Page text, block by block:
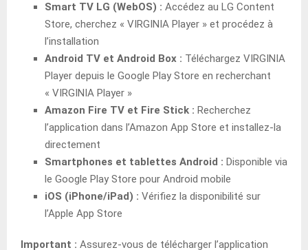
Smart TV LG (WebOS) : Accédez au LG Content
Store, cherchez « VIRGINIA Player » et procédez à
l’installation
Android TV et Android Box : Téléchargez VIRGINIA
Player depuis le Google Play Store en recherchant
« VIRGINIA Player »
Amazon Fire TV et Fire Stick : Recherchez
l’application dans l’Amazon App Store et installez-la
directement
Smartphones et tablettes Android : Disponible via
le Google Play Store pour Android mobile
iOS (iPhone/iPad) : Vérifiez la disponibilité sur
l’Apple App Store
Important : Assurez-vous de télécharger l’application